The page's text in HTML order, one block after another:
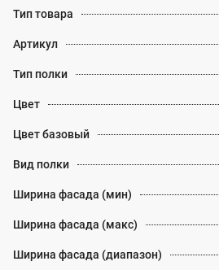
Тип товара
Артикул
Тип полки
Цвет
Цвет базовый
Вид полки
Ширина фасада (мин)
Ширина фасада (макс)
Ширина фасада (диапазон)